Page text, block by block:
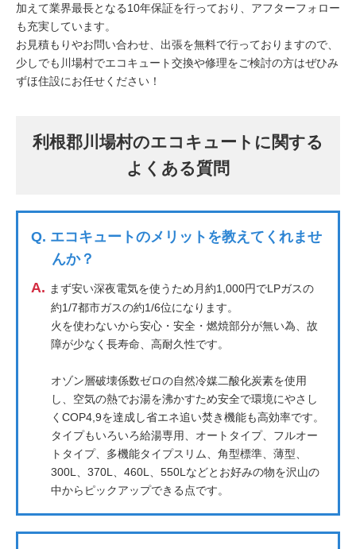
加えて業界最長となる10年保証を行っており、アフターフォロー
も充実しています。
お見積もりやお問い合わせ、出張を無料で行っておりますので、
少しでも川場村でエコキュート交換や修理をご検討の方はぜひみ
ずほ住設にお任せください！
利根郡川場村のエコキュートに関する
よくある質問
Q. エコキュートのメリットを教えてくれませ
んか？
A. まず安い深夜電気を使うため月約1,000円でLPガスの
約1/7都市ガスの約1/6位になります。
火を使わないから安心・安全・燃焼部分が無い為、故
障が少なく長寿命、高耐久性です。
オゾン層破壊係数ゼロの自然冷媒二酸化炭素を使用
し、空気の熱でお湯を沸かすため安全で環境にやさし
くCOP4,9を達成し省エネ追い焚き機能も高効率です。
タイプもいろいろ給湯専用、オートタイプ、フルオー
トタイプ、多機能タイプスリム、角型標準、薄型、
300L、370L、460L、550Lなどとお好みの物を沢山の
中からピックアップできる点です。